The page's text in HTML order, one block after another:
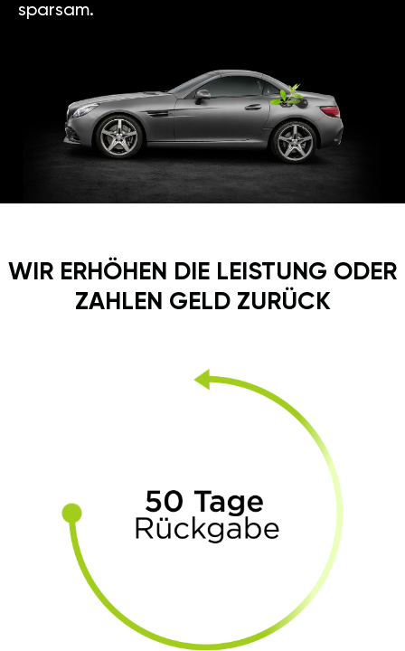
sparsam.
WIR ERHÖHEN DIE LEISTUNG ODER
ZAHLEN GELD ZURÜCK